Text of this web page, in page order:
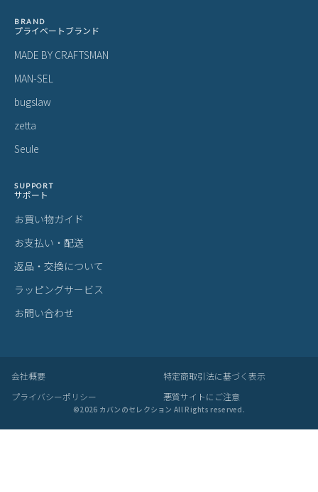
BRAND
プライベートブランド
MADE BY CRAFTSMAN
MAN-SEL
bugslaw
zetta
Seule
SUPPORT
サポート
お買い物ガイド
お支払い・配送
返品・交換について
ラッピングサービス
お問い合わせ
会社概要
特定商取引法に基づく表示
プライバシーポリシー
悪質サイトにご注意
©2026 カバンのセレクション All Rights reserved.